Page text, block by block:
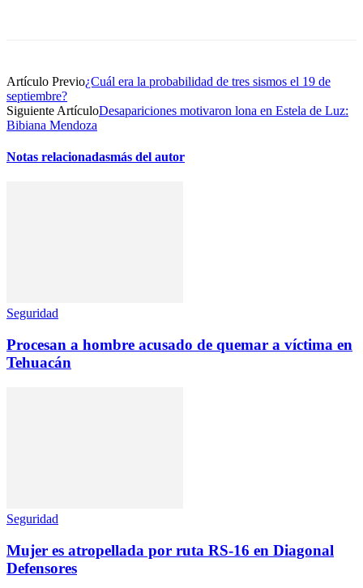
Artículo Previo¿Cuál era la probabilidad de tres sismos el 19 de
septiembre?
Siguiente ArtículoDesapariciones motivaron lona en Estela de Luz:
Bibiana Mendoza
Notas relacionadasmás del autor
Seguridad
Procesan a hombre acusado de quemar a víctima en
Tehuacán
Seguridad
Mujer es atropellada por ruta RS-16 en Diagonal
Defensores